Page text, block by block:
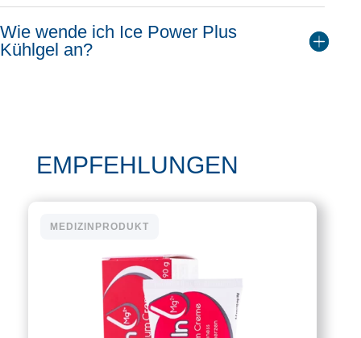
Wie wende ich Ice Power Plus
Kühlgel an?
EMPFEHLUNGEN
MEDIZINPRODUKT